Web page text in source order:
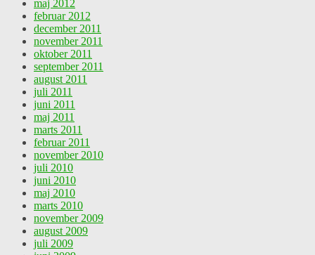
maj 2012
februar 2012
december 2011
november 2011
oktober 2011
september 2011
august 2011
juli 2011
juni 2011
maj 2011
marts 2011
februar 2011
november 2010
juli 2010
juni 2010
maj 2010
marts 2010
november 2009
august 2009
juli 2009